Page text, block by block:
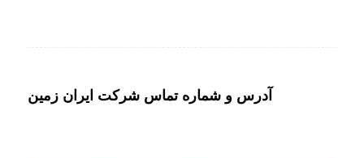
آدرس و شماره تماس شرکت ایران زمین